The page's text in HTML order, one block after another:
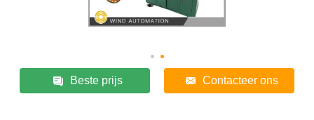
Beste prijs Contacteer ons